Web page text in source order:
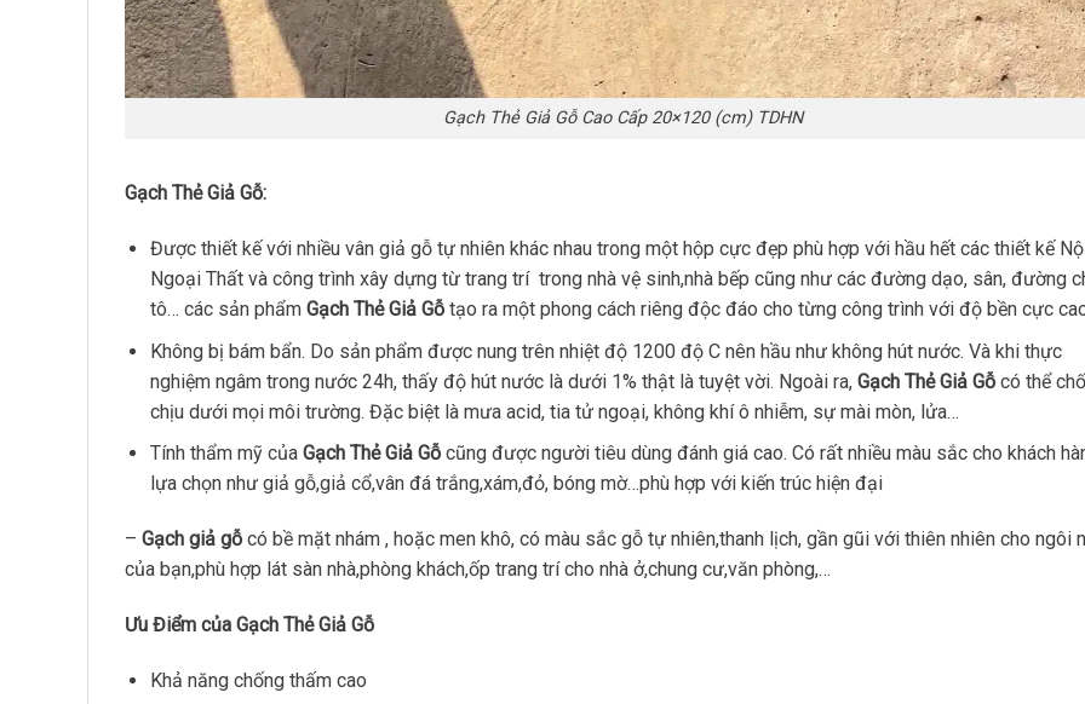
Gạch Thẻ Giả Gỗ Cao Cấp 20×120 (cm) TDHN
Gạch Thẻ Giả Gỗ:
Được thiết kế với nhiều vân giả gỗ tự nhiên khác nhau trong một hộp cực đẹp phù hợp với hầu hết các thiết kế
Ngoại Thất và công trình xây dựng từ trang trí trong nhà vệ sinh,nhà bếp cũng như các đường dạo, sân, đường
tô… các sản phẩm Gạch Thẻ Giả Gỗ tạo ra một phong cách riêng độc đáo cho từng công trình với độ bền cực
Không bị bám bẩn. Do sản phẩm được nung trên nhiệt độ 1200 độ C nên hầu như không hút nước. Và khi thực
nghiệm ngâm trong nước 24h, thấy độ hút nước là dưới 1% thật là tuyệt vời. Ngoài ra, Gạch Thẻ Giả Gỗcó thể
chịu dưới mọi môi trường. Đặc biệt là mưa acid, tia tử ngoại, không khí ô nhiễm, sự mài mòn, lửa…
Tính thẩm mỹ của Gạch Thẻ Giả Gỗcũng được người tiêu dùng đánh giá cao. Có rất nhiều màu sắc cho khách
lựa chọn như giả gỗ,giả cổ,vân đá trắng,xám,đỏ, bóng mờ…phù hợp với kiến trúc hiện đại
– Gạch giả gỗ có bề mặt nhám , hoặc men khô, có màu sắc gỗ tự nhiên,thanh lịch, gần gũi với thiên nhiên cho ngôi
của bạn,phù hợp lát sàn nhà,phòng khách,ốp trang trí cho nhà ở,chung cư,văn phòng,…
Ưu Điểm của Gạch Thẻ Giả Gỗ
Khả năng chống thấm cao